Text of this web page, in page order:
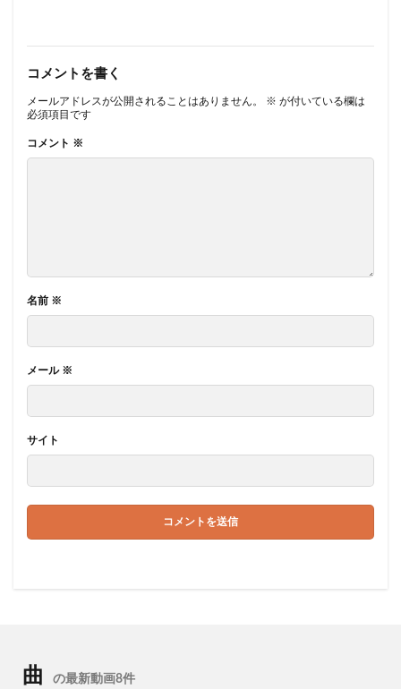
コメントを書く
メールアドレスが公開されることはありません。 ※ が付いている欄は
必須項目です
コメント ※
名前 ※
メール ※
サイト
曲 の最新動画8件